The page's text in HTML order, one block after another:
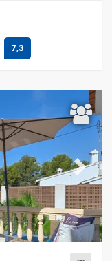
7,3
Next